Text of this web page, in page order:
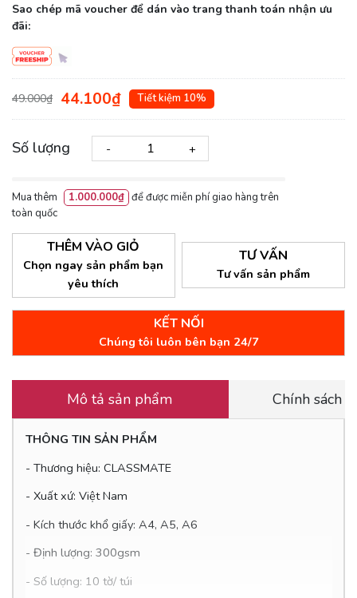
Sao chép mã voucher để dán vào trang thanh toán nhận ưu
đãi:
49.000₫ 44.100₫ Tiết kiệm 10%
Số lượng - +
Mua thêm 1.000.000₫ để được miễn phí giao hàng trên
toàn quốc
THÊM VÀO GIỎ
Chọn ngay sản phẩm bạn
yêu thích
TƯ VẤN
Tư vấn sản phẩm
KẾT NỐI
Chúng tôi luôn bên bạn 24/7
Mô tả sản phẩm Chính sách
THÔNG TIN SẢN PHẨM
- Thương hiệu: CLASSMATE
- Xuất xứ: Việt Nam
- Kích thước khổ giấy: A4, A5, A6
- Định lượng: 300gsm
- Số lượng: 10 tờ/ túi